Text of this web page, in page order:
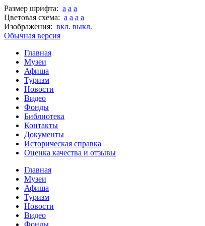
Размер шрифта: a a a
Цветовая схема: a a a a
Изображения: вкл. выкл.
Обычная версия
Главная
Музеи
Афиша
Туризм
Новости
Видео
Фонды
Библиотека
Контакты
Документы
Историческая справка
Оценка качества и отзывы
Главная
Музеи
Афиша
Туризм
Новости
Видео
Фонды